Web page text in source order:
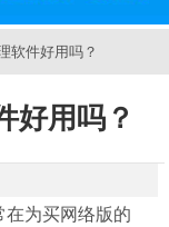
软件好用吗？
好用吗？
为买网络版的